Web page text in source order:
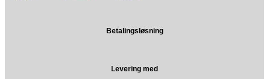
Betalingsløsning
Levering med